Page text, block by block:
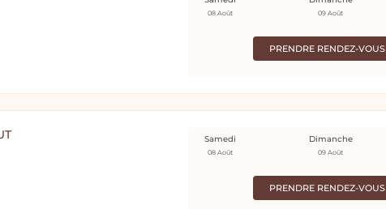
PRENDRE RENDEZ-VOUS
08 Août 09 Août
PRENDRE RENDEZ-VOUS
Samedi
08 Août
Dimanche
09 Août